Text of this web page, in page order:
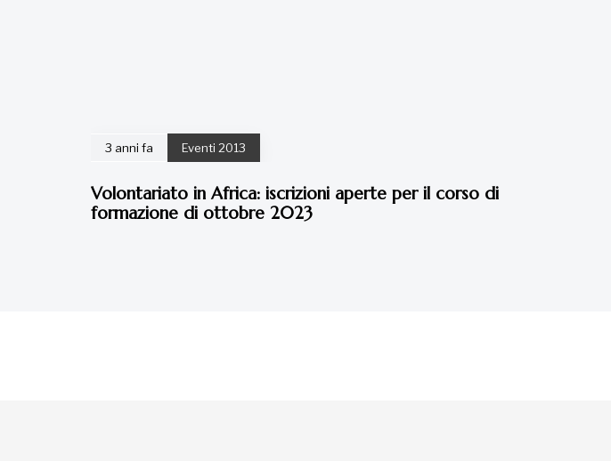
3 anni fa Eventi 2013
Volontariato in Africa: iscrizioni aperte per il corso di
formazione di ottobre 2023